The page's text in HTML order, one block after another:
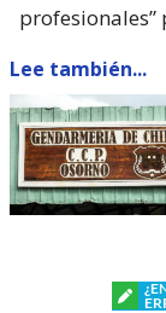
Lee también...